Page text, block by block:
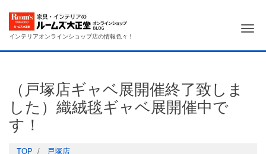
インテリアオンラインショップ店の情報色々！
（戸塚店ギャベ展開催終了致しま
した）織絨毯ギャベ展開催中で
す！
TOP
戸塚店